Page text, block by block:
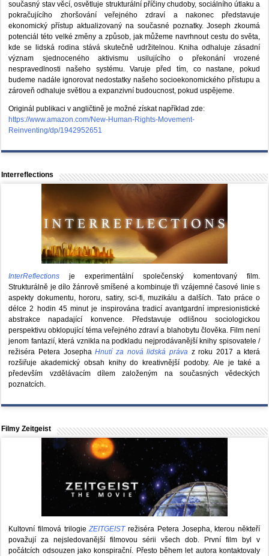
současný stav věcí, osvětluje strukturální příčiny chudoby, sociálního útlaku a
pokračujícího zhoršování veřejného zdraví a nakonec představuje
ekonomický přístup aktualizovaný na současné poznatky. Joseph zkoumá
potenciál této velké změny a způsob, jak můžeme navrhnout cestu do světa,
kde se lidská rodina stává skutečně udržitelnou. Kniha odhaluje zásadní
význam sjednoceného aktivismu usilujícího o překonání vrozené
nespravedlnosti našeho systému. Varuje před tím, co nastane, pokud
budeme nadále ignorovat nedostatky našeho socioekonomického přístupu a
zároveň odhaluje světlou a expanzivní budoucnost, pokud uspějeme.
Originál publikaci v angličtině je možné získat například zde:
https://www.amazon.com/New-Human-Rights-Movement-
Reinventing/dp/1942952651
Interreflections
InterReflections je experimentální společenský komentovaný film.
Strukturálně je dílo žánrově smíšené a kombinuje tři vzájemné časové linie s
aspekty dokumentu, hororu, satiry, sci-fi, muzikálu a dalších. Tato práce o
délce 2 hodin 45 minut je inspirována tradicí avantgardní impresionistické
abstrakce napadající konvence. Představuje odlišnou sociologickou
perspektivu obklopující téma veřejného zdraví a blahobytu člověka. Film není
jenom fantazií, která vznikla na podkladu nejprodávanější knihy spisovatele /
režiséra Petera JosephaHnutí za nová lidská právaz roku 2017 a která
rozšiřuje akademický obsah knihy do kreativnější podoby. Ale je také a
především vzdělávacím dílem založeným na současných vědeckých
poznatcích.
Filmy Zeitgeist
Kultovní filmová trilogieZEITGEISTrežiséra Petera Josepha, kterou někteří
považují za nejsledovanější filmovou sérii všech dob. První film byl v
počátcích odsouzen jako konspirační. Přesto během let autora kontaktovaly